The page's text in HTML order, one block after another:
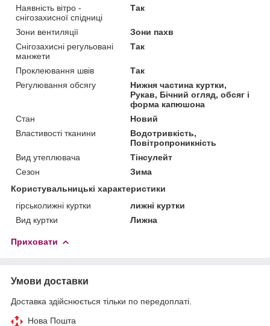
Наявність вітро -
снігозахисної спідниці
Так
Зони вентиляції
Зони пахв
Снігозахисні регульовані
манжети
Так
Проклеювання швів
Так
Регулювання обсягу
Нижня частина куртки,
Рукав, Бічний огляд, обсяг і
форма капюшона
Стан
Новий
Властивості тканини
Водотривкість,
Повітропроникність
Вид утеплювача
Тінсулейт
Сезон
Зима
Користувальницькі характеристики
гірськолижні куртки
лижні куртки
Вид куртки
Лижна
Приховати
Умови доставки
Доставка здійснюється тільки по передоплаті.
Нова Пошта